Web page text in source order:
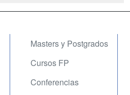
Masters y Postgrados
Cursos FP
Conferencias